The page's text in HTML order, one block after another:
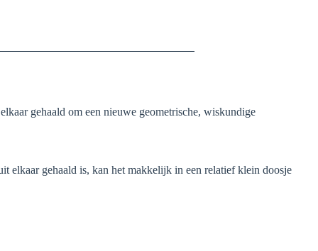
gehaald om een nieuwe geometrische, wiskundige
elkaar gehaald is, kan het makkelijk in een relatief klein doosje